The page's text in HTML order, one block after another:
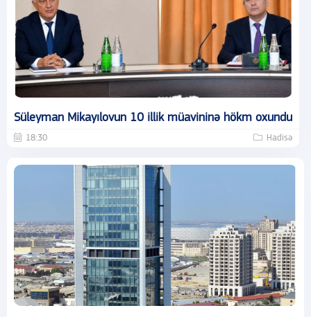
Süleyman Mikayılovun 10 illik müavininə hökm oxundu
18:30 Hadisə